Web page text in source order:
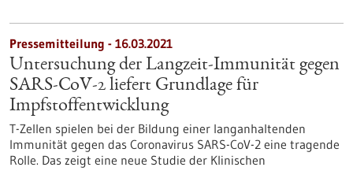
Pressemitteilung - 16.03.2021
Untersuchung der Langzeit-Immunität gegen
SARS-CoV-2 liefert Grundlage für
Impfstoffentwicklung
T-Zellen spielen bei der Bildung einer langanhaltenden
Immunität gegen das Coronavirus SARS-CoV-2 eine tragende
Rolle. Das zeigt eine neue Studie der Klinischen